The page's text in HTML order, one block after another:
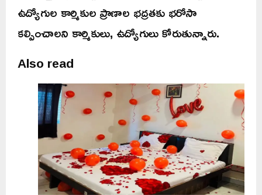
ఉద్యోగుల కార్మికుల ప్రాణాల భద్రతకు భరోసా
కల్పించాలని కార్మికులు, ఉద్యోగులు కోరుతున్నారు.
Also read